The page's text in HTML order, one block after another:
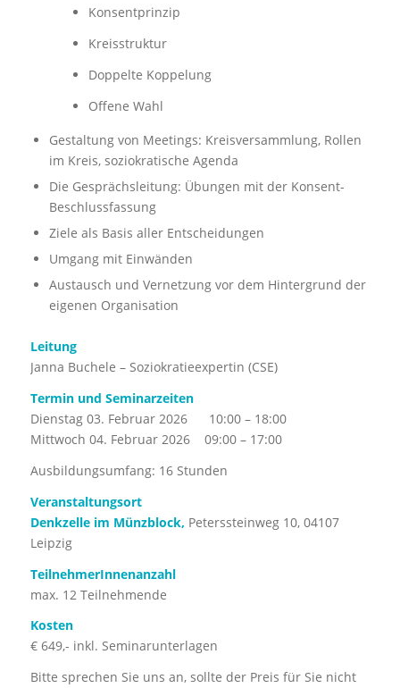
Konsentprinzip
Kreisstruktur
Doppelte Koppelung
Offene Wahl
Gestaltung von Meetings: Kreisversammlung, Rollen
im Kreis, soziokratische Agenda
Die Gesprächsleitung: Übungen mit der Konsent-
Beschlussfassung
Ziele als Basis aller Entscheidungen
Umgang mit Einwänden
Austausch und Vernetzung vor dem Hintergrund der
eigenen Organisation
Leitung
Janna Buchele – Soziokratieexpertin (CSE)
Termin und Seminarzeiten
Dienstag 03. Februar 2026 10:00 – 18:00
Mittwoch 04. Februar 2026 09:00 – 17:00
Ausbildungsumfang: 16 Stunden
Veranstaltungsort
Denkzelle im Münzblock, Peterssteinweg 10, 04107
Leipzig
TeilnehmerInnenanzahl
max. 12 Teilnehmende
Kosten
€ 649,- inkl. Seminarunterlagen
Bitte sprechen Sie uns an, sollte der Preis für Sie nicht